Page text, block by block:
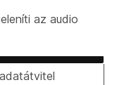
az audio